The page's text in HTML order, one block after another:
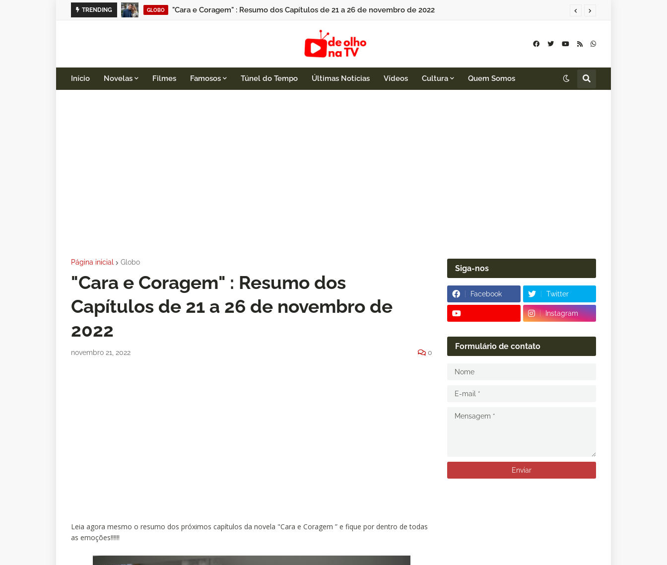
TRENDING GLOBO "Cara e Coragem" : Resumo dos Capítulos de 21 a 26 de novembro de 2022
Início Novelas Filmes Famosos Túnel do Tempo Últimas Notícias Vídeos Cultura Quem Somos
Página inicial Globo
"Cara e Coragem" : Resumo dos
Capítulos de 21 a 26 de novembro de
2022
novembro 21, 2022 0
Leia agora mesmo o resumo dos próximos capítulos da novela "Cara e Coragem ” e fique por dentro de todas
as emoções!!!!!!
Siga-nos
Facebook Twitter
Instagram
Formulário de contato